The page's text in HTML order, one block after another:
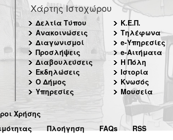
Χάρτης Ιστοχώρου
Δελτία Τύπου
Ανακοινώσεις
Διαγωνισμοί
Προσλήψεις
Διαβουλεύσεις
Εκδηλώσεις
Ο Δήμος
Υπηρεσίες
Κ.Ε.Π.
Τηλέφωνα
e-Υπηρεσίες
e-Αιτήματα
Η Πόλη
Ιστορία
Κνωσός
Μουσεία
Χρήσης
Πλοήγηση FAQs RSS